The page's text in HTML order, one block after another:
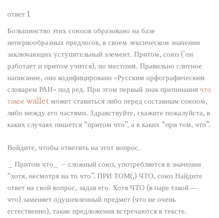
ответ 1
Большинство этих союзов образовано на базе
непервообразных предлогов, в своем лексическом значении
заключающих уступительный элемент. Притом, союз (`он
работает и притом учится), но местоим. Правильно слитное
написание, оно кодифицировано «Русским орфографическим
словарем РАН» под ред. При этом первый знак препинания что
такое walletможет ставиться либо перед составным союзом,
либо между его частями. Здравствуйте, скажите пожалуйста, в
каких случаях пишется “притом что”, а в каких “при том, что”.
Войдите, чтобы ответить на этот вопрос.
_ Притом что_ – сложный союз, употребляется в значении
“хотя, несмотря на то что”. ПРИ ТОМ(,) ЧТО, союз Найдите
ответ на свой вопрос, задав его. Хотя ЧТО (в паре такой ―
что) заменяет одушевленный предмет (что не очень
естественно), такие предложения встречаются в тексте.